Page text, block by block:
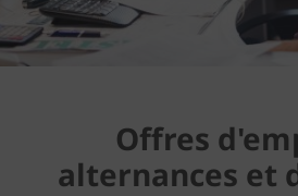
Offres
alternances et